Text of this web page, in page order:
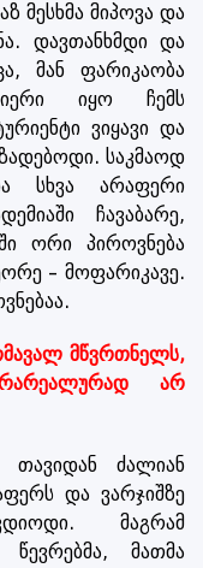
მესხმა მიპოვა და
დავთანხმდი და
მან ფარიკაობა
იყო ჩემს
ვიყავი და
საკმაოდ
სხვა არაფერი
ჩავაბარე,
ორი პიროვნება
– მოფარიკავე.
მწვრთნელს,
არ
ძალიან
და ვარჯიშზე
მაგრამ
მათმა